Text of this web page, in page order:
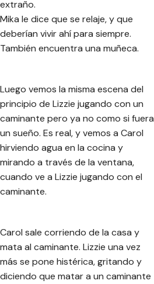
extraño.
Mika le dice que se relaje, y que
deberían vivir ahí para siempre.
También encuentra una muñeca.
Luego vemos la misma escena del
principio de Lizzie jugando con un
caminante pero ya no como si fuera
un sueño. Es real, y vemos a Carol
hirviendo agua en la cocina y
mirando a través de la ventana,
cuando ve a Lizzie jugando con el
caminante.
Carol sale corriendo de la casa y
mata al caminante. Lizzie una vez
más se pone histérica, gritando y
diciendo que matar a un caminante